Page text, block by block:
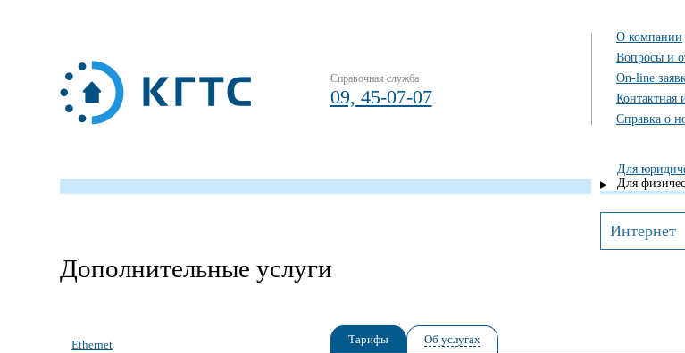
Справочная служба
09, 45-07-07
О компании
Вопросы и
On-line
Контактная
Справка о
Для
Для
Интернет
Дополнительные услуги
Ethernet Тарифы Об услугах